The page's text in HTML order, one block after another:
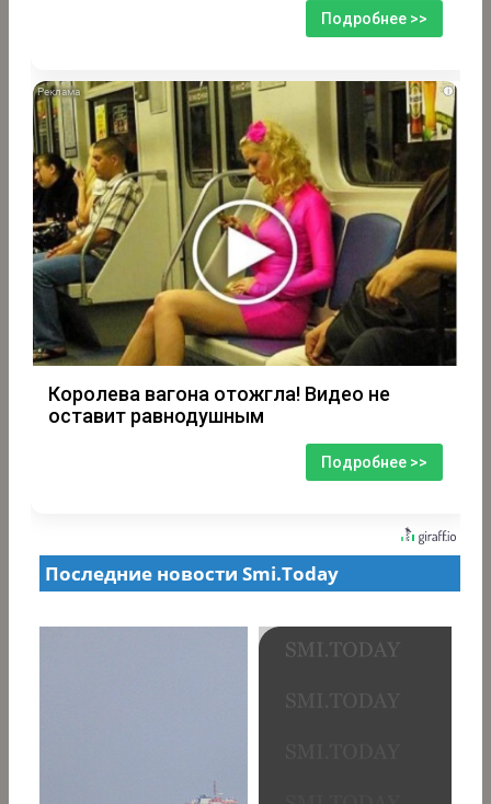
Подробнее >>
i
Королева вагона отожгла! Видео не
оставит равнодушным
Подробнее >>